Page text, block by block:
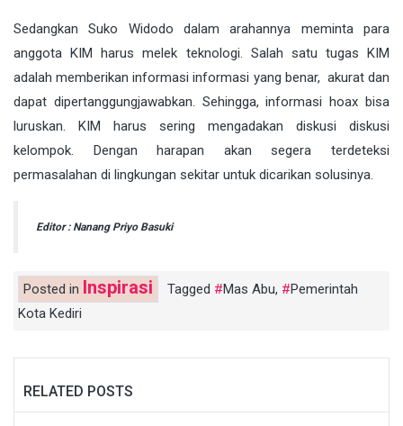
Sedangkan Suko Widodo dalam arahannya meminta para
anggota KIM harus melek teknologi. Salah satu tugas KIM
adalah memberikan informasi informasi yang benar, akurat dan
dapat dipertanggungjawabkan. Sehingga, informasi hoax bisa
luruskan. KIM harus sering mengadakan diskusi diskusi
kelompok. Dengan harapan akan segera terdeteksi
permasalahan di lingkungan sekitar untuk dicarikan solusinya.
Editor : Nanang Priyo Basuki
Posted in Inspirasi Tagged Mas Abu,
Pemerintah
Kota Kediri
RELATED POSTS